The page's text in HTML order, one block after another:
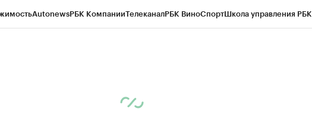
AutonewsРБК КомпанииТелеканалРБК ВиноСпортШкола управления РБК